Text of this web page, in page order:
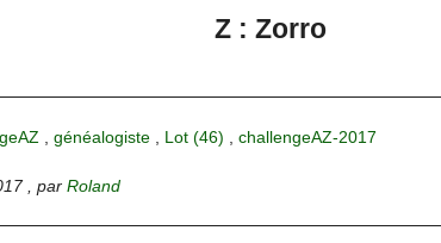
Z : Zorro
généalogiste, Lot (46) challengeAZ-2017
par Roland